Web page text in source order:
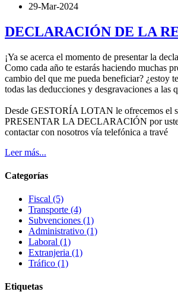
29-Mar-2024
DECLARACIÓN DE LA
¡Ya se acerca el momento de presentar la
Como cada año te estarás haciendo muchas
cambio del que me pueda beneficiar? ¿estoy
todas las deducciones y desgravaciones a las
Desde GESTORÍA LOTAN le ofrecemos el
PRESENTAR LA DECLARACIÓN por
contactar con nosotros vía telefónica a travé
Leer más...
Categorías
Fiscal (5)
Transporte (4)
Subvenciones (1)
Administrativo (1)
Laboral (1)
Extranjeria (1)
Tráfico (1)
Etiquetas